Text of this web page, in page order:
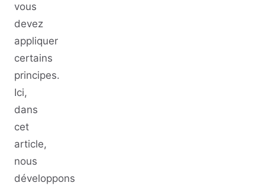
vous
devez
appliquer
certains
principes.
Ici,
dans
cet
article,
nous
développons